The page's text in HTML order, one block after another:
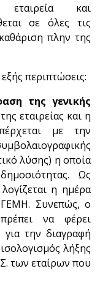
και
σε όλες τις
πλην της
περιπτώσεις:
της γενικής
εταιρείας και η
με την
λύσης) η οποία
Ως
η ημέρα
Συνεπώς, ο
να φέρει
την διαγραφή
λήξης
των εταίρων που